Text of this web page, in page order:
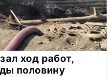
ход работ,
половину